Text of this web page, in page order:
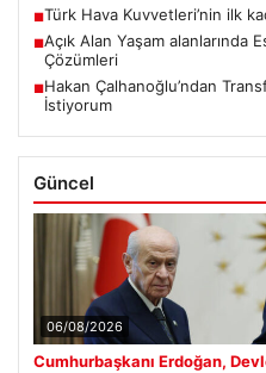
■Türk Hava Kuvvetleri’nin ilk
■Açık Alan Yaşam alanlarında
Çözümleri
■Hakan Çalhanoğlu’ndan
İstiyorum
Güncel
06/08/2026
Cumhurbaşkanı Erdoğan,